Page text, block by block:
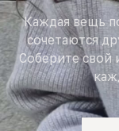
Каждая вещь
сочетаются
Соберите свой